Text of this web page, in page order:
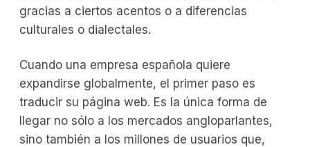
gracias a ciertos acentos o a diferencias
culturales o dialectales.
Cuando una empresa española quiere
expandirse globalmente, el primer paso es
traducir su página web. Es la única forma de
llegar no sólo a los mercados angloparlantes,
sino también a los millones de usuarios que,